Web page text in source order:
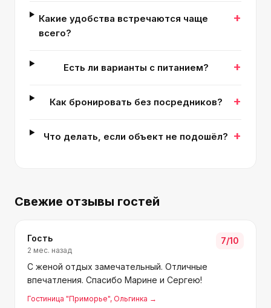
Какие удобства встречаются чаще
всего?
+
Есть ли варианты с питанием? +
Как бронировать без посредников? +
Что делать, если объект не подошёл? +
Свежие отзывы гостей
Гость
2 мес. назад
7/10
С женой отдых замечательный. Отличные
впечатления. Спасибо Марине и Сергею!
Гостиница "Приморье", Ольгинка →